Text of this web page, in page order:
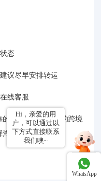
态
议尽早安排转运
线客服
仓储服务，让您的跨境
淘集运！
Hi，亲爱的用
户，可以通过以
下方式直接联系
我们噢~
WhatsApp